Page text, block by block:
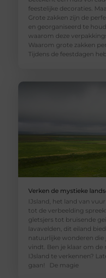
feestelijke decoraties.
Grote zakken zijn de
en georganiseerd te
waarom deze
Waarom grote zakken
Tijdens de feestdagen
Verken de mystieke
IJsland, het land van
tot de verbeelding
gletsjers tot bruisende
lavavelden, dit eiland
natuurlijke wonderen die
vindt. Ben je klaar om de
IJsland te verkennen?
gaan! De magie